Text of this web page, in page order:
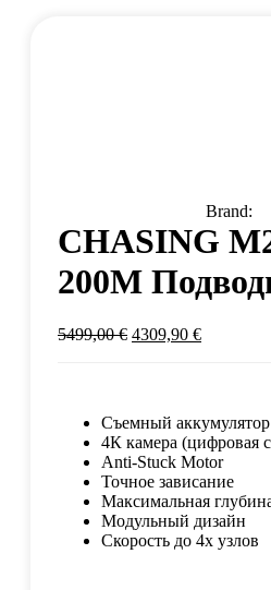
Brand:
CHASING
200M
5499,00€ 4309,90 €
Съемный аккумулятор
4К камера (цифровая
Anti-Stuck Motor
Точное зависание
Максимальная
Модульный дизайн
Скорость до 4х узлов